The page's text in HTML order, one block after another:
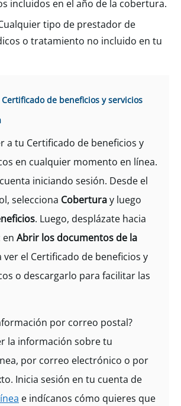
incluidos en el año de la cobertura.
tipo de prestador de
o tratamiento no incluido en tu
de beneficios y servicios
a tu Certificado de beneficios y
en cualquier momento en línea.
iniciando sesión. Desde el
selecciona Coberturay luego
. Luego, desplázate hacia
en Abrir los documentos de la
ver el Certificado de beneficios y
o descargarlo para facilitar las
por correo postal?
la información sobre tu
por correo electrónico o por
Inicia sesión en tu cuenta de
e indícanos cómo quieres que